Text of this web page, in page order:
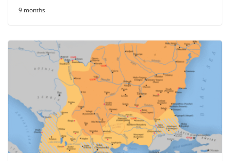
9 months